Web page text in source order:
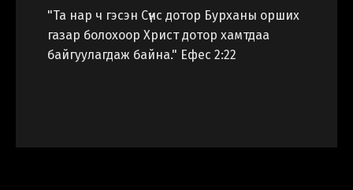
"Та нар ч гэсэн Сүнс дотор Бурханы орших
газар болохоор Христ дотор хамтдаа
байгуулагдаж байна." Ефес 2:22